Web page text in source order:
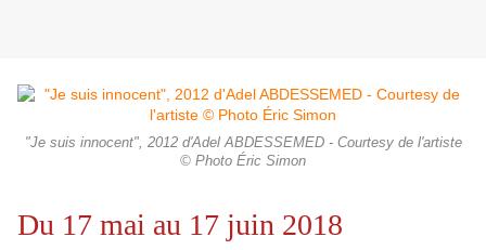
"Je suis innocent", 2012 d'Adel ABDESSEMED - Courtesy de l'artiste
© Photo Éric Simon
Du 17 mai au 17 juin 2018